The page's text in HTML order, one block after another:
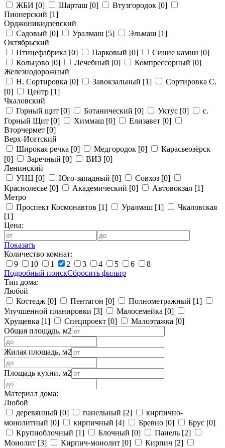
ЖБИ [0] Шарташ [0] Втузгородок [0]
Пионерский [1]
Орджоникидзевский
Садовый [0] Уралмаш [5] Эльмаш [1]
Октябрьский
Птицефабрика [0] Парковый [0] Синие камни [0]
Кольцово [0] Лечебный [0] Компрессорный [0]
Железнодорожный
Н. Сортировка [0] Завокзальный [1]
Сортировка С.
[0]
Центр [1]
Чкаловский
Горный щит [0] Ботанический [0] Уктус [0]
с.
Горный Щит [0] Химмаш [0] Елизавет [0]
Вторчермет [0]
Верх-Исетский
Широкая речка [0] Медгородок [0]
Карасьеозёрск
[0]
Заречный [0] ВИЗ [0]
Ленинский
УНЦ [0] Юго-западный [0] Совхоз [0]
Краснолесье [0] Академический [0] Автовокзал [1]
Метро
Проспект Космонавтов [1] Уралмаш [1]
Чкаловская
[1]
Цена:
Показать
Количество комнат:
9
10 1 2 3 4 5 6
8
Подробный поискСбросить фильтр
Тип дома:
Любой
Коттедж [0] Пентагон [0] Полнометражный [1]
Улучшенной планировки [3] Малосемейка [0]
Хрущевка [1] Спецпроект [0] Малоэтажка [0]
Общая площадь, м2
Жилая площадь, м2
Площадь кухни, м2
Материал дома:
Любой
деревянный [0] панельный [2]
кирпично-
монолитный [0] кирпичный [4] Бревно [0] Брус [0]
Крупноблочный [1] Блочный [0] Панель [2]
Монолит [3] Кирпич-монолит [0] Кирпич [2]